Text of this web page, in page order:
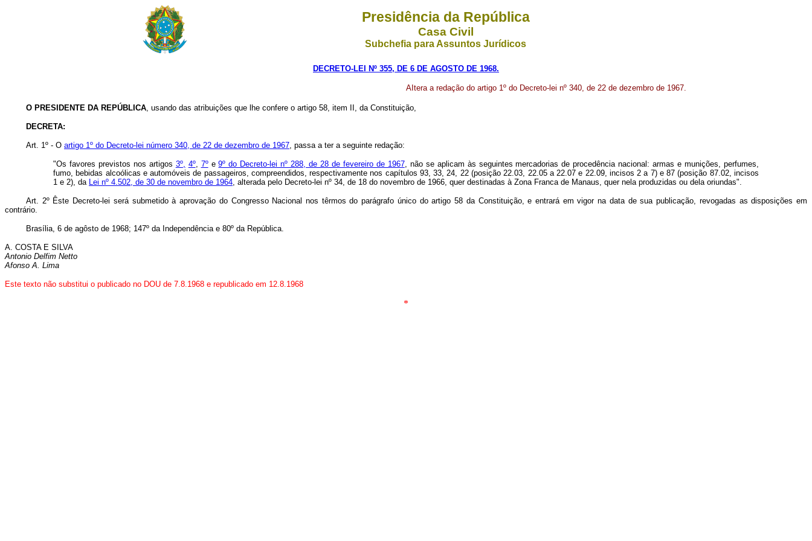
Presidência da República
Casa Civil
Subchefia para Assuntos Jurídicos
DECRETO-LEI Nº 355, DE 6 DE AGOSTO DE 1968.
AItera a redação do artigo 1º do Decreto-lei nº 340, de 22 de dezembro de 1967.
O PRESIDENTE DA REPÚBLICA, usando das atribuições que lhe confere o artigo 58, item II, da Constituição,
DECRETA:
Art. 1º - O artigo 1º do Decreto-lei número 340, de 22 de dezembro de 1967, passa a ter a seguinte redação:
"Os favores previstos nos artigos 3º, 4º, 7ºe9º do Decreto-lei nº 288, de 28 de fevereiro de 1967, não se aplicam às seguintes mercadorias de procedência nacional: armas e munições, perfumes,
fumo, bebidas alcoólicas e automóveis de passageiros, compreendidos, respectivamente nos capítulos 93, 33, 24, 22 (posição 22.03, 22.05 a 22.07 e 22.09, incisos 2 a 7) e 87 (posição 87.02, incisos
1 e 2), da Lei nº 4.502, de 30 de novembro de 1964, alterada pelo Decreto-lei nº 34, de 18 do novembro de 1966, quer destinadas à Zona Franca de Manaus, quer nela produzidas ou dela oriundas".
Art. 2º Êste Decreto-lei será submetido à aprovação do Congresso Nacional nos têrmos do parágrafo único do artigo 58 da Constituição, e entrará em vigor na data de sua publicação, revogadas as disposições em
contrário.
Brasília, 6 de agôsto de 1968; 147º da Independência e 80º da República.
A. COSTA E SILVA
Antonio Delfim Netto
Afonso A. Lima
Este texto não substitui o publicado no DOU de 7.8.1968 e republicado em 12.8.1968
*